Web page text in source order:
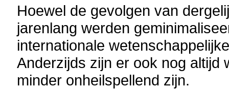
Hoewel de gevolgen van
jarenlang werden
internationale
Anderzijds zijn er ook nog altijd
minder onheilspellend zijn.